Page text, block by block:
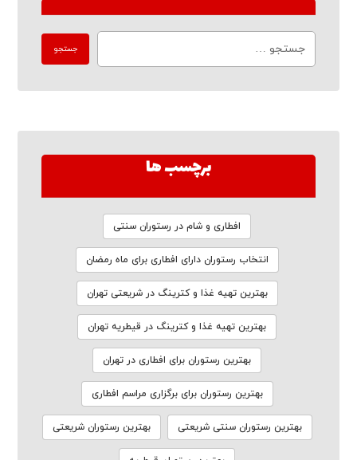
برچسب ها
افطاری و شام در رستوران سنتی
انتخاب رستوران دارای افطاری برای ماه رمضان
بهترین تهیه غذا و کترینگ در شریعتی تهران
بهترین تهیه غذا و کترینگ در قیطریه تهران
بهترین رستوران برای افطاری در تهران
بهترین رستوران برای برگزاری مراسم افطاری
بهترین رستوران سنتی شریعتی بهترین رستوران شریعتی